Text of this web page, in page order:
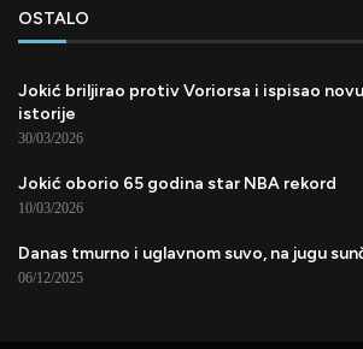
OSTALO
Jokić briljirao protiv Voriorsa i ispisao
istorije
30/03/2026
Jokić oborio 65 godina star NBA rekord
10/03/2026
Danas tmurno i uglavnom suvo, na jugu
06/12/2025